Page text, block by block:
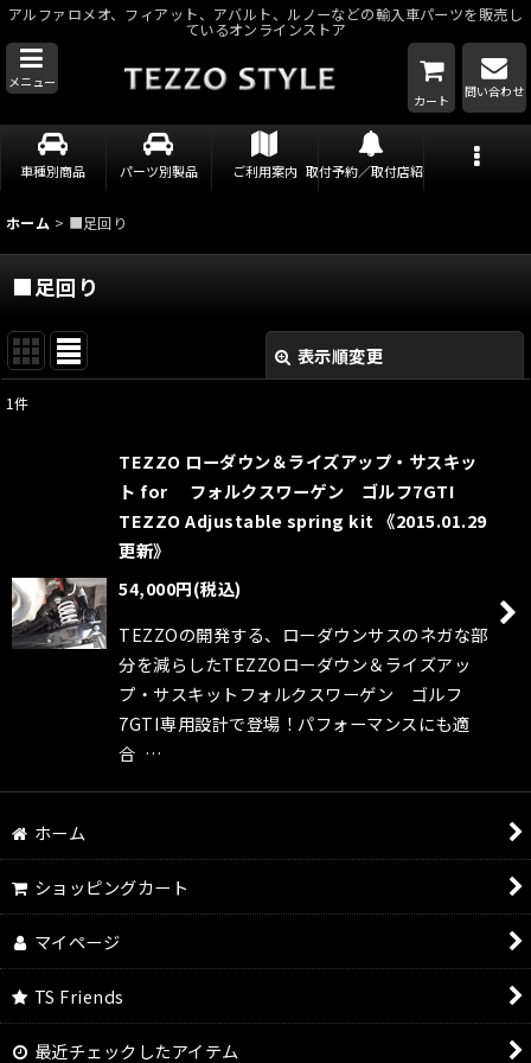
アルファロメオ、フィアット、アバルト、ルノーなどの輸入車パーツを販売し
ているオンラインストア
メニュー
カート
問い合わせ
車種別商品 パーツ別製品 ご利用案内 取付予約／取付店紹介
ホーム > ■足回り
■足回り
表示順変更
並び順:
絞り込む
1件
TEZZO ローダウン＆ライズアップ・サスキッ
ト for フォルクスワーゲン ゴルフ7GTI
TEZZO Adjustable spring kit 《2015.01.29
更新》
54,000円(税込)
TEZZOの開発する、ローダウンサスのネガな部
分を減らしたTEZZOローダウン＆ライズアッ
プ・サスキットフォルクスワーゲン ゴルフ
7GTI専用設計で登場！パフォーマンスにも適
合 …
ホーム
ショッピングカート
マイページ
TS Friends
最近チェックしたアイテム